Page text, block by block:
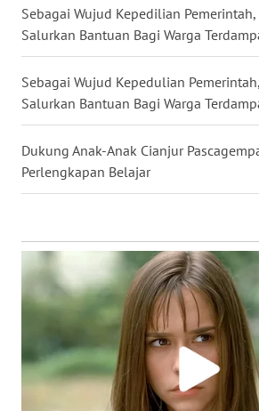
Sebagai Wujud Kepedilian
Salurkan Bantuan Bagi Warga
Sebagai Wujud Kepedulian
Salurkan Bantuan Bagi Warga
Dukung Anak-Anak Cianjur
Perlengkapan Belajar
WN
MALUT
DAIRI
DANAU
TOBA
NIAS
WN
LANGKAT
WN
TAPANULI